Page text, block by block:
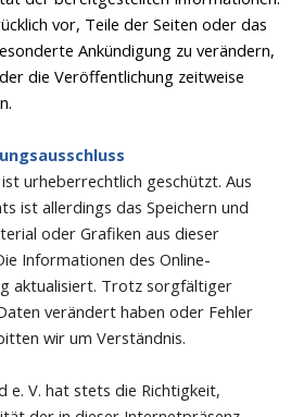
vor, Teile der Seiten oder das
Ankündigung zu verändern,
die Veröffentlichung zeitweise
urheberrechtlich geschützt. Aus
ist allerdings das Speichern und
oder Grafiken aus dieser
Informationen des Online-
aktualisiert. Trotz sorgfältiger
verändert haben oder Fehler
wir um Verständnis.
e. V. hat stets die Richtigkeit,